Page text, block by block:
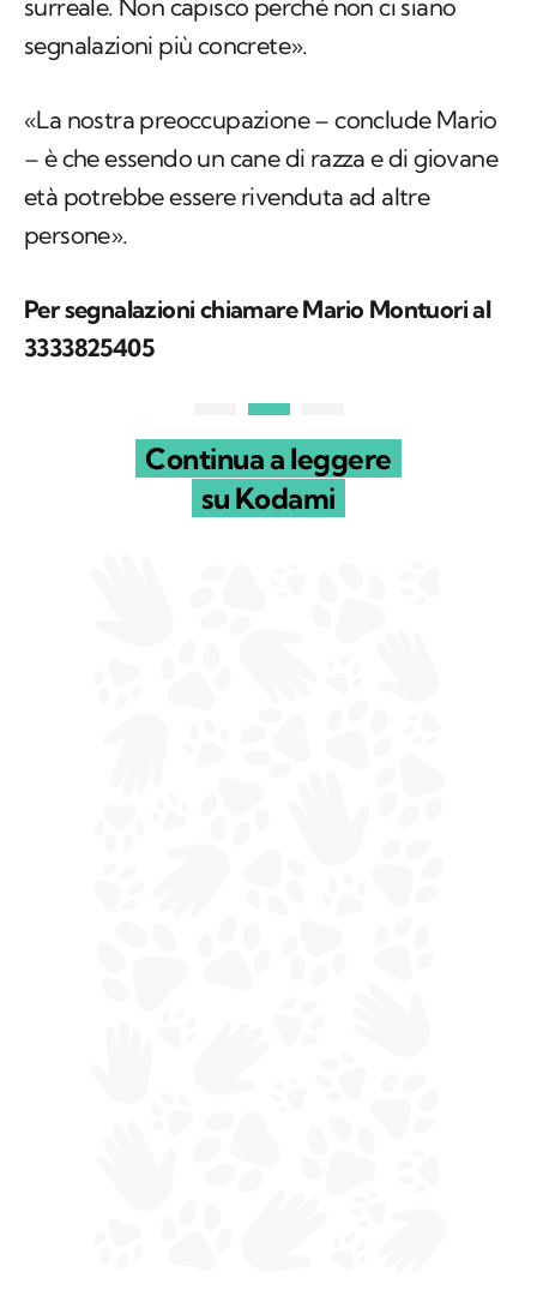
surreale. Non capisco perché non ci siano
segnalazioni più concrete».
«La nostra preoccupazione – conclude Mario
– è che essendo un cane di razza e di giovane
età potrebbe essere rivenduta ad altre
persone».
Per segnalazioni chiamare Mario Montuori al
3333825405
Continua a leggere
su Kodami